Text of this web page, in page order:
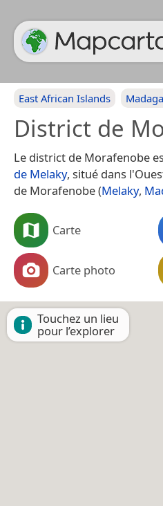
East African Islands
District de
Le district de Morafenobe
de Melaky, situé dans
de Morafenobe (Melaky,
Carte
Carte photo
Touchez un lieu
pour l’explorer